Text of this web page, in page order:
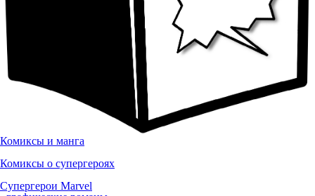
Комиксы и манга
Комиксы о супергероях
Супергерои Marvel